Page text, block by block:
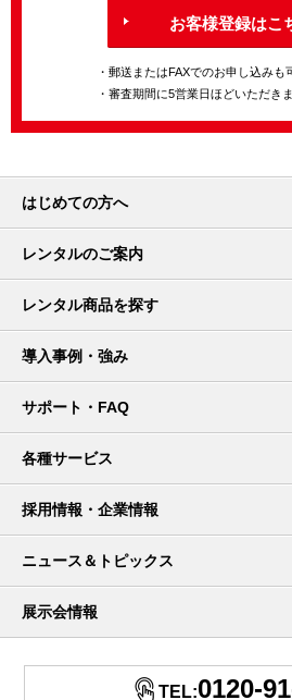
お客様登録はこ
・郵送またはFAXでのお申し込みも
・審査期間に5営業日ほどいただきま
はじめての方へ
レンタルのご案内
レンタル商品を探す
導入事例・強み
サポート・FAQ
各種サービス
採用情報・企業情報
ニュース＆トピックス
展示会情報
TEL:0120-